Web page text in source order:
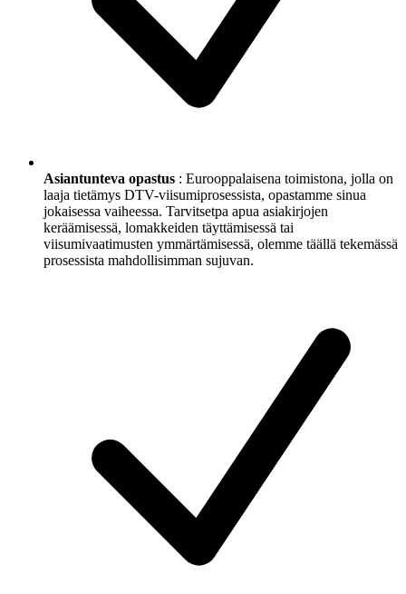
Asiantunteva opastus : Eurooppalaisena toimistona, jolla on
laaja tietämys DTV-viisumiprosessista, opastamme sinua
jokaisessa vaiheessa. Tarvitsetpa apua asiakirjojen
keräämisessä, lomakkeiden täyttämisessä tai
viisumivaatimusten ymmärtämisessä, olemme täällä tekemässä
prosessista mahdollisimman sujuvan.